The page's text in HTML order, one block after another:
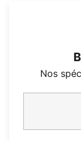
Nos